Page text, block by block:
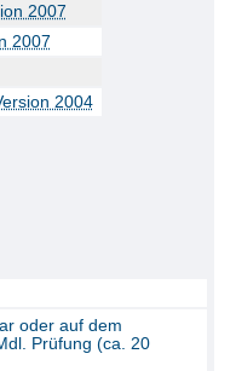
2007
2007
2004
oder auf dem
Prüfung (ca. 20